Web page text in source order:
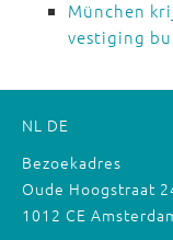
München
vestiging
NL DE
Bezoekadres
Oude Hoogstraat
1012 CE